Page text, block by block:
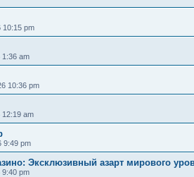
10:15 pm
1:36 am
10:36 pm
12:19 am
9:49 pm
Эксклюзивный азарт мирового
9:40 pm